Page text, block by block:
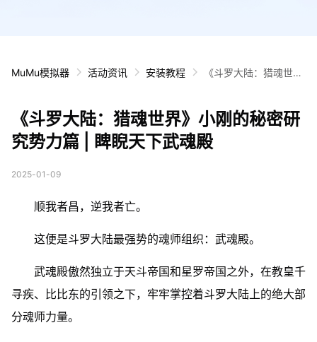
MuMu模拟器 活动资讯 安装教程
《斗罗大陆：猎魂世
《斗罗大陆：猎魂世界》小刚的秘密研
究势力篇 | 睥睨天下武魂殿
2025-01-09
顺我者昌，逆我者亡。
这便是斗罗大陆最强势的魂师组织：武魂殿。
武魂殿傲然独立于天斗帝国和星罗帝国之外，在教皇千
寻疾、比比东的引领之下，牢牢掌控着斗罗大陆上的绝大部
分魂师力量。